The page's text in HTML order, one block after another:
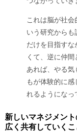
これは脳が社
いう研究からも
だけを目指すな
くて、逆に仲
あれば、やる
もが体験的に
れるようになっ
新しいマネジメン
広く共有していくこ